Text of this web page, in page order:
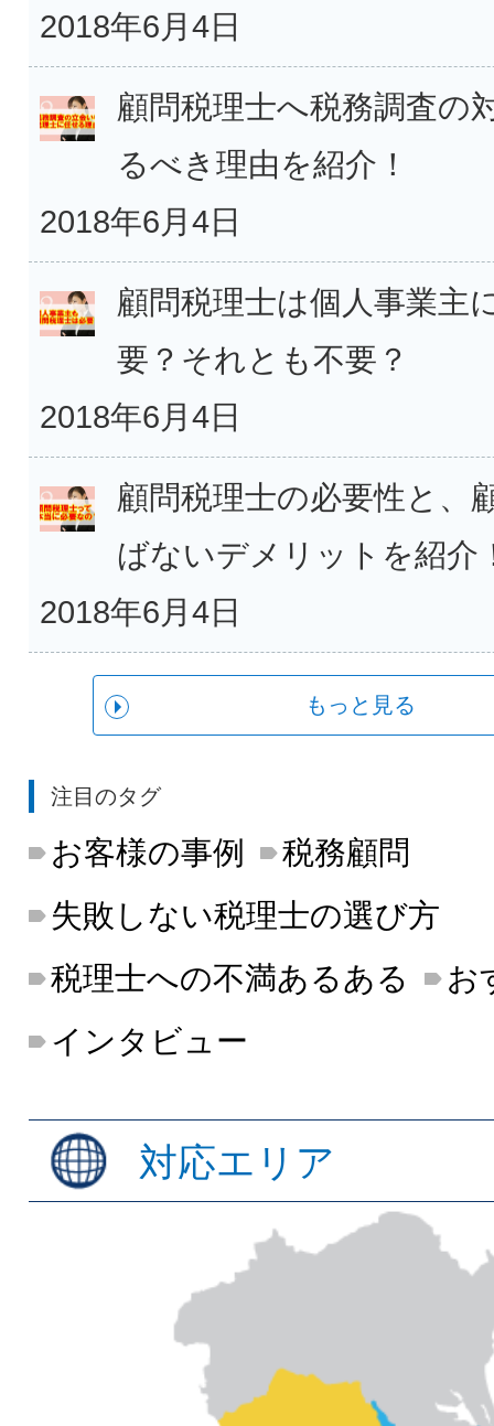
2018年6月4日
顧問税理士へ税務調査の
るべき理由を紹介！
2018年6月4日
顧問税理士は個人事業主
要？それとも不要？
2018年6月4日
顧問税理士の必要性と、
ばないデメリットを紹介
2018年6月4日
もっと見る
注目のタグ
お客様の事例
税務顧問
失敗しない税理士の選び方
税理士への不満あるある
お
インタビュー
対応エリア